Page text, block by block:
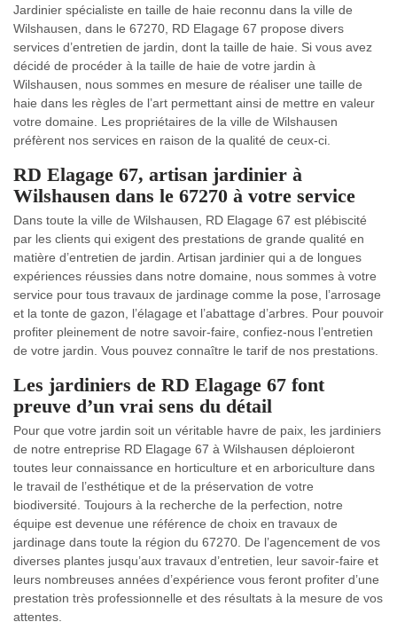
Jardinier spécialiste en taille de haie reconnu dans la ville de
Wilshausen, dans le 67270, RD Elagage 67 propose divers
services d’entretien de jardin, dont la taille de haie. Si vous avez
décidé de procéder à la taille de haie de votre jardin à
Wilshausen, nous sommes en mesure de réaliser une taille de
haie dans les règles de l’art permettant ainsi de mettre en valeur
votre domaine. Les propriétaires de la ville de Wilshausen
préfèrent nos services en raison de la qualité de ceux-ci.
RD Elagage 67, artisan jardinier à
Wilshausen dans le 67270 à votre service
Dans toute la ville de Wilshausen, RD Elagage 67 est plébiscité
par les clients qui exigent des prestations de grande qualité en
matière d’entretien de jardin. Artisan jardinier qui a de longues
expériences réussies dans notre domaine, nous sommes à votre
service pour tous travaux de jardinage comme la pose, l’arrosage
et la tonte de gazon, l’élagage et l’abattage d’arbres. Pour pouvoir
profiter pleinement de notre savoir-faire, confiez-nous l’entretien
de votre jardin. Vous pouvez connaître le tarif de nos prestations.
Les jardiniers de RD Elagage 67 font
preuve d’un vrai sens du détail
Pour que votre jardin soit un véritable havre de paix, les jardiniers
de notre entreprise RD Elagage 67 à Wilshausen déploieront
toutes leur connaissance en horticulture et en arboriculture dans
le travail de l’esthétique et de la préservation de votre
biodiversité. Toujours à la recherche de la perfection, notre
équipe est devenue une référence de choix en travaux de
jardinage dans toute la région du 67270. De l’agencement de vos
diverses plantes jusqu’aux travaux d’entretien, leur savoir-faire et
leurs nombreuses années d’expérience vous feront profiter d’une
prestation très professionnelle et des résultats à la mesure de vos
attentes.